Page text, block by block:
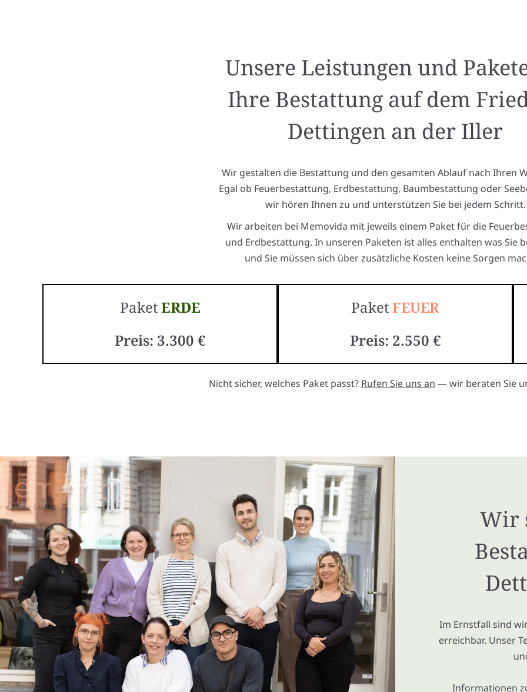
Unsere Leistungen und
Ihre Bestattung auf dem
Dettingen an der Iller
Wir gestalten die Bestattung und den gesamten Ablauf nach Ihren
Egal ob Feuerbestattung, Erdbestattung, Baumbestattung oder
wir hören Ihnen zu und unterstützen Sie bei jedem Schritt.
Wir arbeiten bei Memovida mit jeweils einem Paket für die
und Erdbestattung. In unseren Paketen ist alles enthalten was Sie
und Sie müssen sich über zusätzliche Kosten keine Sorgen
PaketERDE
Preis: 3.300 €
PaketFEUER
Preis: 2.550 €
Nicht sicher, welches Paket passt? Rufen Sie uns an — wir beraten Sie
Wir
Im Ernstfall sind
erreichbar. Unser
Informationen